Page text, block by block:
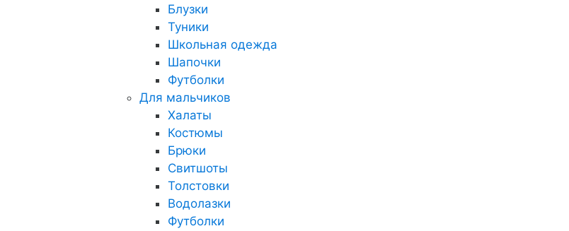
Блузки
Туники
Школьная одежда
Шапочки
Футболки
Для мальчиков
Халаты
Костюмы
Брюки
Свитшоты
Толстовки
Водолазки
Футболки